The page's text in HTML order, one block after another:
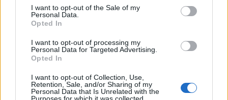
consent section.
I want to opt-out of the Sale of my
Personal Data.
Opted In
I want to opt-out of processing my
Personal Data for Targeted Advertising.
Opted In
I want to opt-out of Collection, Use,
Retention, Sale, and/or Sharing of my
Personal Data that Is Unrelated with the